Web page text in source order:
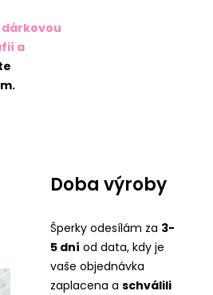
dárkovou
a
Doba výroby
Šperky odesílám za 3-
5 dní od data, kdy je
vaše objednávka
zaplacena a schválili